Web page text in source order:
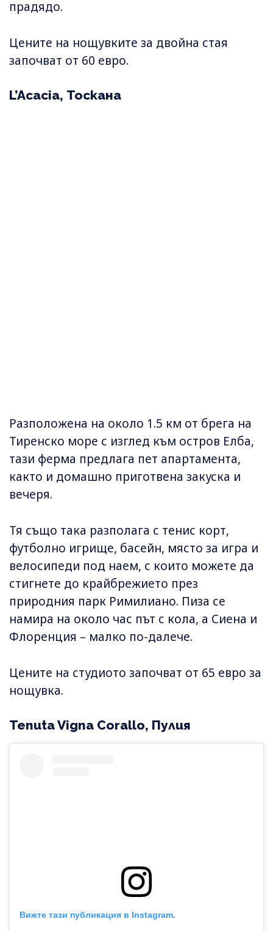
прадядо.
Цените на нощувките за двойна стая
започват от 60 евро.
L’Acacia, Тоскана
Разположена на около 1.5 км от брега на
Тиренско море с изглед към остров Елба,
тази ферма предлага пет апартамента,
както и домашно приготвена закуска и
вечеря.
Тя също така разполага с тенис корт,
футболно игрище, басейн, място за игра и
велосипеди под наем, с които можете да
стигнете до крайбрежието през
природния парк Римилиано. Пиза се
намира на около час път с кола, а Сиена и
Флоренция – малко по-далече.
Цените на студиото започват от 65 евро за
нощувка.
Tenuta Vigna Corallo, Пулия
Вижте тази публикация в Instagram.